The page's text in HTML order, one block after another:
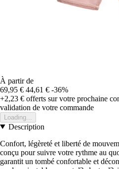
À partir de
69,95 € 44,61 € -36%
+2,23 € offerts sur votre prochaine
validation de votre commande
Loading...
Description
Confort, légèreté et liberté de
conçu pour suivre votre rythme au
garantit un tombé confortable et